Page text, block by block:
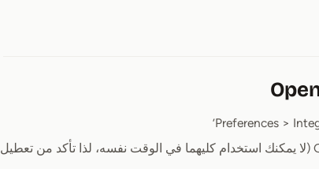
اختر Jira. إذا لم تجده، فلا بد أنك قد فعّلت GitHub (لا يمكنك استخدام كليهما في الوقت نفسه، لذا تأكد من تعطيل